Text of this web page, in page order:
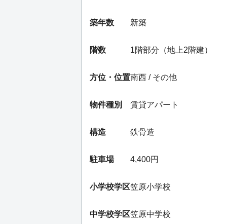
築年数 新築
階数 1階部分（地上2階建）
方位・位置南西 / その他
物件種別 賃貸アパート
構造 鉄骨造
駐車場 4,400円
小学校学区笠原小学校
中学校学区笠原中学校